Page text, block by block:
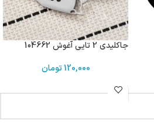
جاکلیدی 2 تایی آغوش 104662
120,000تومان